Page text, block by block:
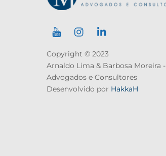
Copyright © 2023
Arnaldo Lima & Barbosa Moreira -
Advogados e Consultores
Desenvolvido por HakkaH